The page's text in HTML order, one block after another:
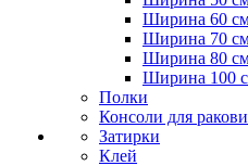
Ширина 60
Ширина 70
Ширина 80
Ширина 100
Полки
Консоли для
Затирки
Клей